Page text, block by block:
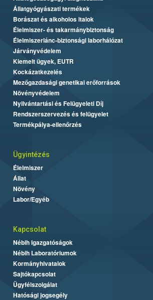
Állatgyógyászati termékek
Borászat és alkoholos italok
Élelmiszer- és takarmánybiztonság
Élelmiszerlánc-biztonsági laborhálózat
Járványvédelem
Kiemelt ügyek, EUTR
Kockázatkezelés
Mezőgazdasági genetikai erőforrások
Növényvédelem
Nyilvántartási és Felügyeleti Díj
Rendszerszervezés és felügyelet
Termékpálya-ellenőrzés
Ügyintézés
Élelmiszer
Állat
Növény
Labor/Egyéb
Kapcsolat
Nébih Igazgatóságok
Nébih Laboratóriumok
Kormányhivatalok
Sajtókapcsolat
Ügyfélszolgálat
Hatósági jogsegély